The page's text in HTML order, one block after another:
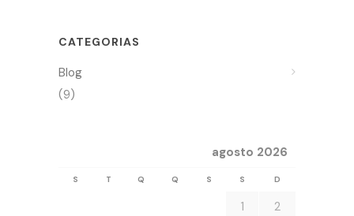
CATEGORIAS
Blog
(9)
agosto 2026
S T Q Q S S D
1
2